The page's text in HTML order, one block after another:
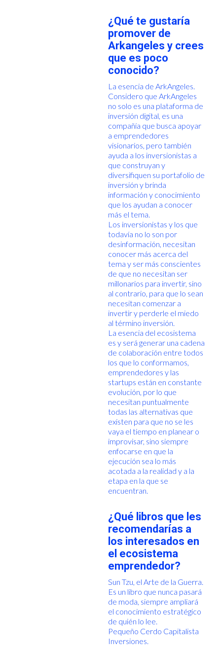
¿Qué te gustaría
promover de
Arkangeles y crees
que es poco
conocido?
La esencia de ArkAngeles.
Considero que ArkAngeles
no solo es una plataforma de
inversión digital, es una
compañía que busca apoyar
a emprendedores
visionarios, pero también
ayuda a los inversionistas a
que construyan y
diversifiquen su portafolio de
inversión y brinda
información y conocimiento
que los ayudan a conocer
más el tema.
Los inversionistas y los que
todavía no lo son por
desinformación, necesitan
conocer más acerca del
tema y ser más conscientes
de que no necesitan ser
millonarios para invertir, sino
al contrario, para que lo sean
necesitan comenzar a
invertir y perderle el miedo
al término inversión.
La esencia del ecosistema
es y será generar una cadena
de colaboración entre todos
los que lo conformamos,
emprendedores y las
startups están en constante
evolución, por lo que
necesitan puntualmente
todas las alternativas que
existen para que no se les
vaya el tiempo en planear o
improvisar, sino siempre
enfocarse en que la
ejecución sea lo más
acotada a la realidad y a la
etapa en la que se
encuentran.
¿Qué libros que les
recomendarías a
los interesados en
el ecosistema
emprendedor?
Sun Tzu, el Arte de la Guerra.
Es un libro que nunca pasará
de moda, siempre ampliará
el conocimiento estratégico
de quién lo lee.
Pequeño Cerdo Capitalista
Inversiones.